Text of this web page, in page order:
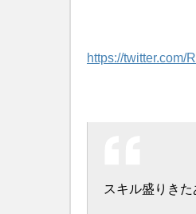
https://twitter.com/
スキル盛りき